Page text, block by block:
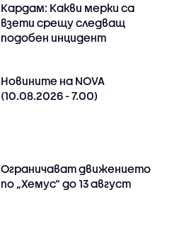
Кардам: Какви мерки са
взети срещу следващ
подобен инцидент
Новините на NOVA
(10.08.2026 - 7.00)
Ограничават движението
по „Хемус“ до 13 август